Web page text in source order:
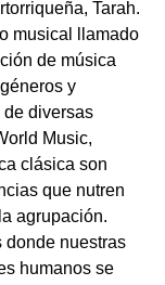
Tarah.
musical llamado
de música
y
diversas
Music,
clásica son
que nutren
agrupación.
donde nuestras
humanos se